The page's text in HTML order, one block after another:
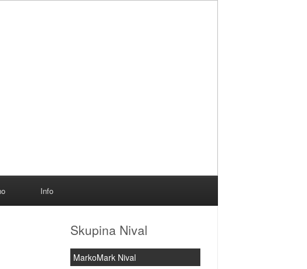
Info
Skupina Nival
MarkoMark Nival